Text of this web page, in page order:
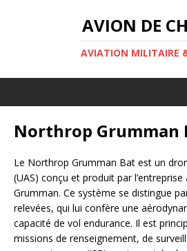
AVION DE
AVIATION MILITAIRE
Northrop Grumman
Le Northrop Grumman Bat est un
(UAS) conçu et produit par
Grumman. Ce système se distingue
relevées, qui lui confère une
capacité de vol endurance. Il est
missions de renseignement, de